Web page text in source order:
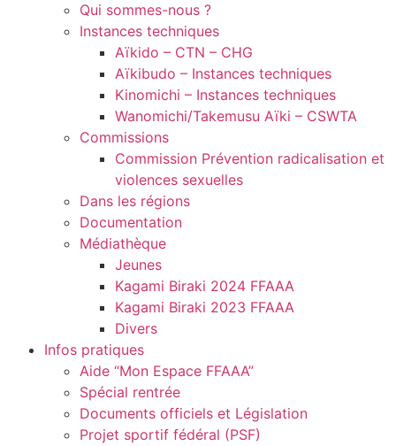
Qui sommes-nous ?
Instances techniques
Aïkido – CTN – CHG
Aïkibudo – Instances techniques
Kinomichi – Instances techniques
Wanomichi/Takemusu Aïki – CSWTA
Commissions
Commission Prévention radicalisation et
violences sexuelles
Dans les régions
Documentation
Médiathèque
Jeunes
Kagami Biraki 2024 FFAAA
Kagami Biraki 2023 FFAAA
Divers
Infos pratiques
Aide “Mon Espace FFAAA”
Spécial rentrée
Documents officiels et Législation
Projet sportif fédéral (PSF)